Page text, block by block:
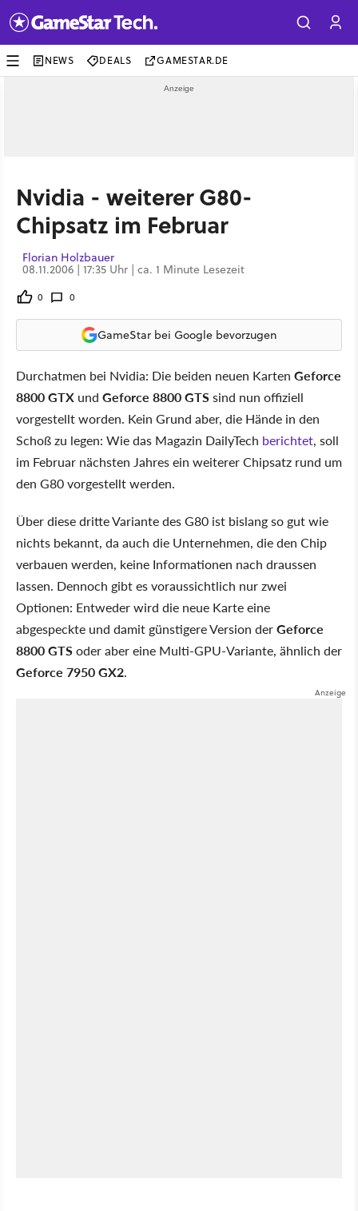
NEWS DEALS GAMESTAR.DE
Nvidia - weiterer G80-
Chipsatz im Februar
Florian Holzbauer
08.11.2006 | 17:35 Uhr | ca. 1 Minute Lesezeit
0 0
GameStar bei Google bevorzugen
Durchatmen bei Nvidia: Die beiden neuen Karten Geforce
8800 GTX und Geforce 8800 GTSsind nun offiziell
vorgestellt worden. Kein Grund aber, die Hände in den
Schoß zu legen: Wie das Magazin DailyTech berichtet, soll
im Februar nächsten Jahres ein weiterer Chipsatz rund um
den G80 vorgestellt werden.
Über diese dritte Variante des G80 ist bislang so gut wie
nichts bekannt, da auch die Unternehmen, die den Chip
verbauen werden, keine Informationen nach draussen
lassen. Dennoch gibt es voraussichtlich nur zwei
Optionen: Entweder wird die neue Karte eine
abgespeckte und damit günstigere Version derGeforce
8800 GTSoder aber eine Multi-GPU-Variante, ähnlich der
Geforce 7950 GX2.